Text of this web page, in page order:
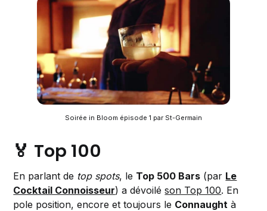
Soirée in Bloom épisode 1 par St-Germain
🏅 Top 100
En parlant de top spots, le Top 500 Bars (par Le
Cocktail Connoisseur) a dévoiléson Top 100. En
pole position, encore et toujours le Connaught à